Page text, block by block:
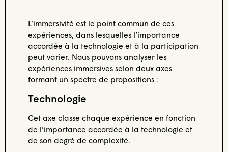
L’immersivité est le point commun de ces
expériences, dans lesquelles l’importance
accordée à la technologie et à la participation
peut varier. Nous pouvons analyser les
expériences immersives selon deux axes
formant un spectre de propositions :
Technologie
Cet axe classe chaque expérience en fonction
de l’importance accordée à la technologie et
de son degré de complexité.